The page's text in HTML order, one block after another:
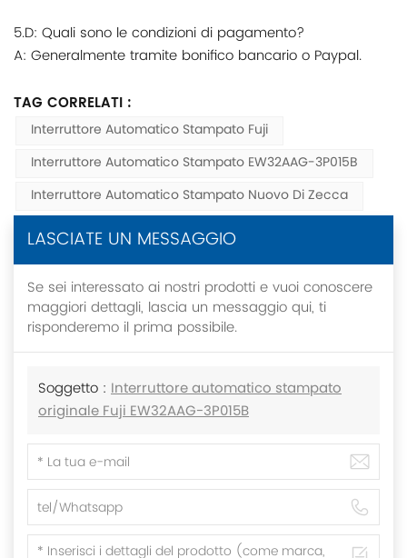
5.D: Quali sono le condizioni di pagamento?
A: Generalmente tramite bonifico bancario o Paypal.
TAG CORRELATI :
Interruttore Automatico Stampato Fuji
Interruttore Automatico Stampato EW32AAG-3P015B
Interruttore Automatico Stampato Nuovo Di Zecca
LASCIATE UN MESSAGGIO
Se sei interessato ai nostri prodotti e vuoi conoscere
maggiori dettagli, lascia un messaggio qui, ti
risponderemo il prima possibile.
Soggetto : Interruttore automatico stampato
originale Fuji EW32AAG-3P015B